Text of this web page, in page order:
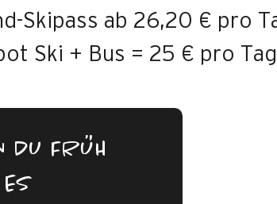
Skipass ab 26,20 € pro
Ski + Bus = 25 € pro
DU FRÜH